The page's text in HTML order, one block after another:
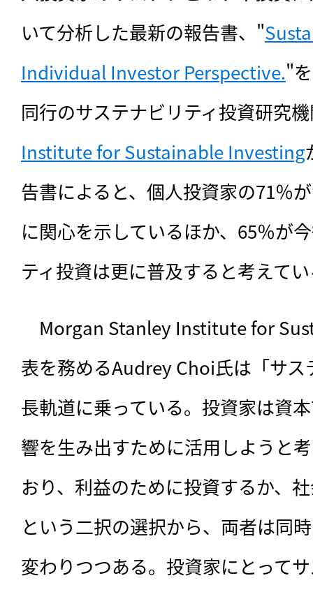
いて分析した最新の報告書、"
Individual Investor Perspective."
同行のサステナビリティ投資研究
Institute for Sustainable Investing
告書によると、個人投資家の71％
に関心を示しているほか、65％が
ティ投資は更に普及すると考えて
Morgan Stanley Institute for
表を務めるAudrey Choi氏は「サス
長軌道に乗っている。投資家は資
響を生み出すために活用しようと
おり、利益のために投資するか、
という二択の選択から、両者は同
変わりつつある。投資家にとって